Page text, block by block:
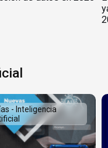
- Inteligencia